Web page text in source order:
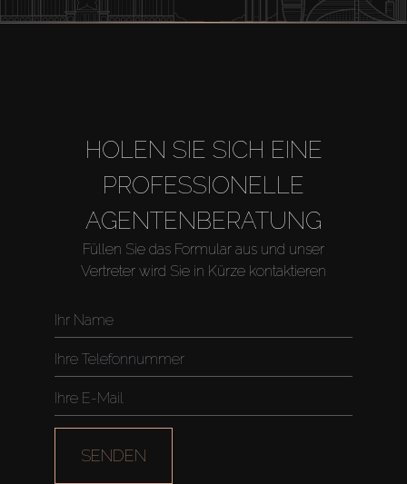
Kaufen
Miete
Verkaufen
HOLEN SIE SICH EINE
PROFESSIONELLE
AGENTENBERATUNG
Füllen Sie das Formular aus und unser
Vertreter wird Sie in Kürze kontaktieren
SENDEN